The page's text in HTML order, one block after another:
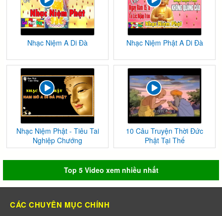
Nhạc Niệm A Di Đà Nhạc Niệm Phật A Di Đà
Nhạc Niệm Phật - Tiêu Tai
Nghiệp Chướng
10 Câu Truyện Thời Đức
Phật Tại Thế
Top 5 Video xem nhiều nhất
CÁC CHUYÊN MỤC CHÍNH